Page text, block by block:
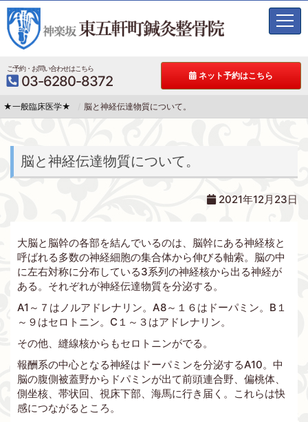
t
t
ご予約・お問い合わせはこちら
03-6280-8372 ネット予約はこちら
★一般臨床医学★ 脳と神経伝達物質について。
脳と神経伝達物質について。
2021年12月23日
大脳と脳幹の各部を結んでいるのは、脳幹にある神経核と
呼ばれる多数の神経細胞の集合体から伸びる軸索。脳の中
に左右対称に分布している3系列の神経核から出る神経が
ある。それぞれが神経伝達物質を分泌する。
A1～７はノルアドレナリン。A8～１６はドーパミン。B１
～９はセロトニン。C１～３はアドレナリン。
その他、縫線核からもセロトニンがでる。
報酬系の中心となる神経はドーパミンを分泌するA10。中
脳の腹側被蓋野からドパミンが出て前頭連合野、偏桃体、
側坐核、帯状回、視床下部、海馬に行き届く。これらは快
感につながるところ。